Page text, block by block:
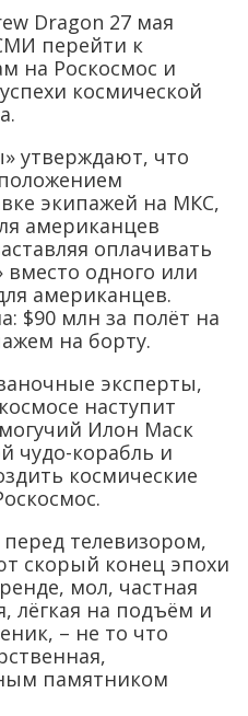
Dragon 27 мая
перейти к
на Роскосмос и
космической
утверждают, что
экипажей на МКС,
американцев
оплачивать
одного или
американцев.
$90 млн за полёт на
на борту.
эксперты,
наступит
Илон Маск
чудо-корабль и
космические
телевизором,
скорый конец эпохи
мол, частная
лёгкая на подъём и
– не то что
памятником